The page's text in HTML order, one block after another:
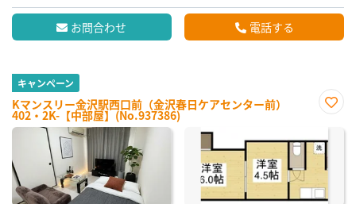
お問合わせ 電話する
キャンペーン
Kマンスリー金沢駅西口前（金沢春日ケアセンター前）
402・2K-【中部屋】(No.937386)
に入
り登
録